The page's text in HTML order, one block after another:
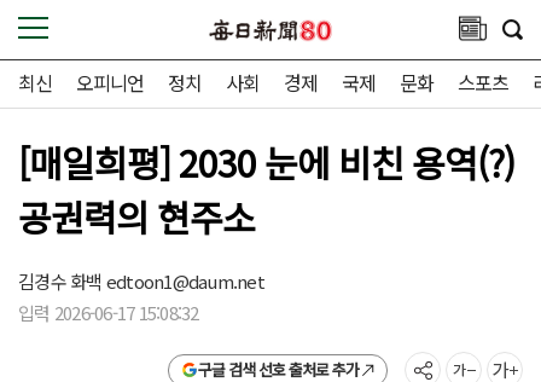
최신 오피니언 정치 사회 경제 국제 문화 스포츠
[매일희평] 2030 눈에 비친 용역(?)
공권력의 현주소
김경수 화백 edtoon1@daum.net
입력 2026-06-17 15:08:32
구글 검색 선호 출처로 추가